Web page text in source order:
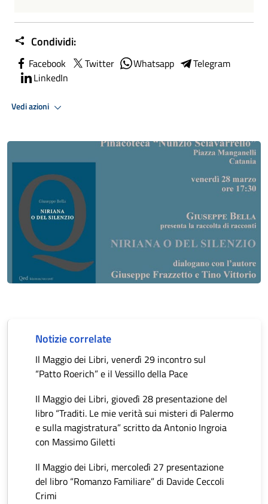
Condividi:
Facebook Twitter Whatsapp
Telegram
LinkedIn
Vedi azioni
Notizie correlate
Il Maggio dei Libri, venerdì 29 incontro sul
“Patto Roerich” e il Vessillo della Pace
Il Maggio dei Libri, giovedì 28 presentazione del
libro “Traditi. Le mie verità sui misteri di Palermo
e sulla magistratura” scritto da Antonio Ingroia
con Massimo Giletti
Il Maggio dei Libri, mercoledì 27 presentazione
del libro “Romanzo Familiare” di Davide Ceccoli
Crimi